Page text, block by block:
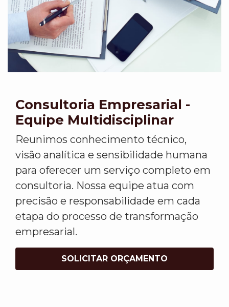
Consultoria Empresarial -
Equipe Multidisciplinar
Reunimos conhecimento técnico,
visão analítica e sensibilidade humana
para oferecer um serviço completo em
consultoria. Nossa equipe atua com
precisão e responsabilidade em cada
etapa do processo de transformação
empresarial.
SOLICITAR ORÇAMENTO